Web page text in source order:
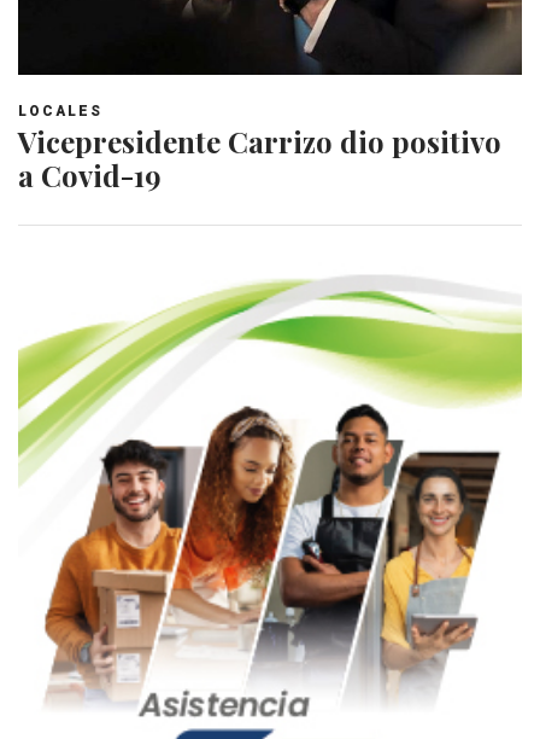
LOCALES
Vicepresidente Carrizo dio positivo
a Covid-19